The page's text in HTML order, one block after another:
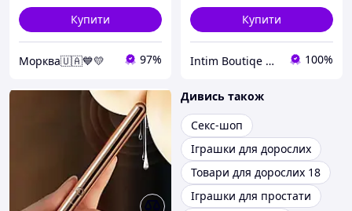
Купити
Морква🇺🇦💙💛 97%
Купити
Intim Boutiqe 777Shop 100%
Дивись також
Секс-шоп
Іграшки для дорослих
Товари для дорослих 18
Іграшки для простати